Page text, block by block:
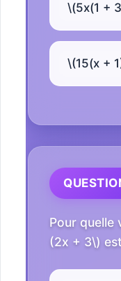
\(5x(1 +
\(15(x +
Pour quelle
(2x + 3\)